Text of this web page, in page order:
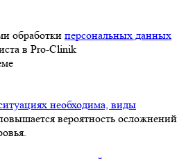
обработки персональных данных
необходима, виды
вероятность осложнений